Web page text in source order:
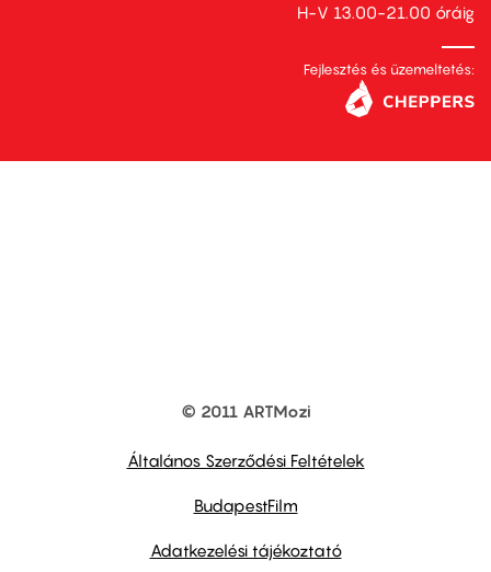
H-V 13.00-21.00 óráig
Fejlesztés és üzemeltetés:
© 2011 ARTMozi
Általános Szerződési Feltételek
BudapestFilm
Adatkezelési tájékoztató